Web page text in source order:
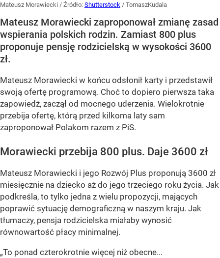
Mateusz Morawiecki / Źródło: Shutterstock / TomaszKudala
Mateusz Morawiecki zaproponował zmianę zasad
wspierania polskich rodzin. Zamiast 800 plus
proponuje pensję rodzicielską w wysokości 3600
zł.
Mateusz Morawiecki w końcu odsłonił karty i przedstawił
swoją ofertę programową. Choć to dopiero pierwsza taka
zapowiedź, zaczął od mocnego uderzenia. Wielokrotnie
przebija ofertę, którą przed kilkoma laty sam
zaproponował Polakom razem z PiS.
Morawiecki przebija 800 plus. Daje 3600 zł
Mateusz Morawiecki i jego Rozwój Plus proponują 3600 zł
miesięcznie na dziecko aż do jego trzeciego roku życia. Jak
podkreśla, to tylko jedna z wielu propozycji, mających
poprawić sytuację demograficzną w naszym kraju. Jak
tłumaczy, pensja rodzicielska miałaby wynosić
równowartość płacy minimalnej.
„To ponad czterokrotnie więcej niż obecne...